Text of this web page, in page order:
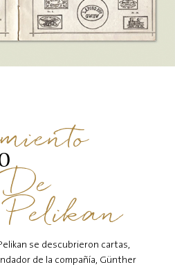
De
Pelikan
se descubrieron cartas,
de la compañía, Günther